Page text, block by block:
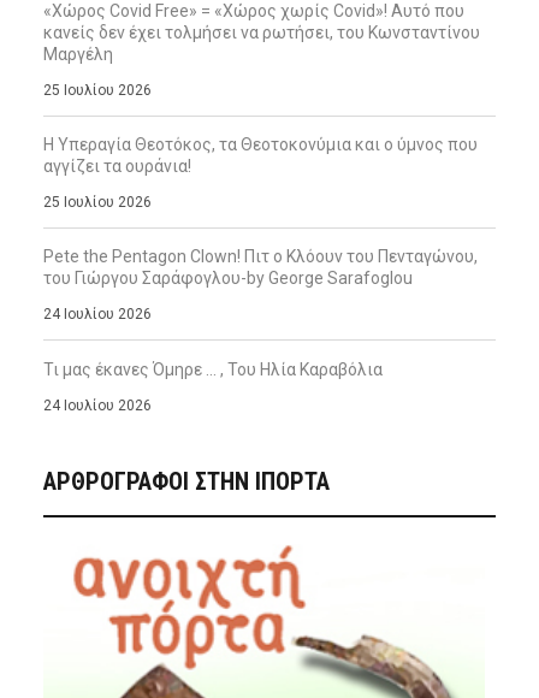
«Χώρος Covid Free» = «Χώρος χωρίς Covid»! Αυτό που
κανείς δεν έχει τολμήσει να ρωτήσει, του Κωνσταντίνου
Μαργέλη
25 Ιουλίου 2026
Η Υπεραγία Θεοτόκος, τα Θεοτοκονύμια και ο ύμνος που
αγγίζει τα ουράνια!
25 Ιουλίου 2026
Pete the Pentagon Clown! Πιτ ο Κλόουν του Πενταγώνου,
του Γιώργου Σαράφογλου-by George Sarafoglou
24 Ιουλίου 2026
Τι μας έκανες Όμηρε … , Του Ηλία Καραβόλια
24 Ιουλίου 2026
ΑΡΘΡΟΓΡΑΦΟΙ ΣΤΗΝ IΠΟΡΤΑ